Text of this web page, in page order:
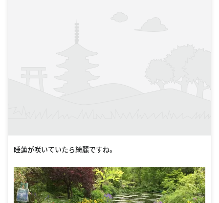
睡蓮が咲いていたら綺麗ですね。